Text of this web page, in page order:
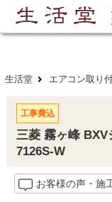
ご利用 288万･工事実
生活堂 エアコン取り
工事費込
三菱 霧ヶ峰 BXV
7126S-W
お客様の声・施